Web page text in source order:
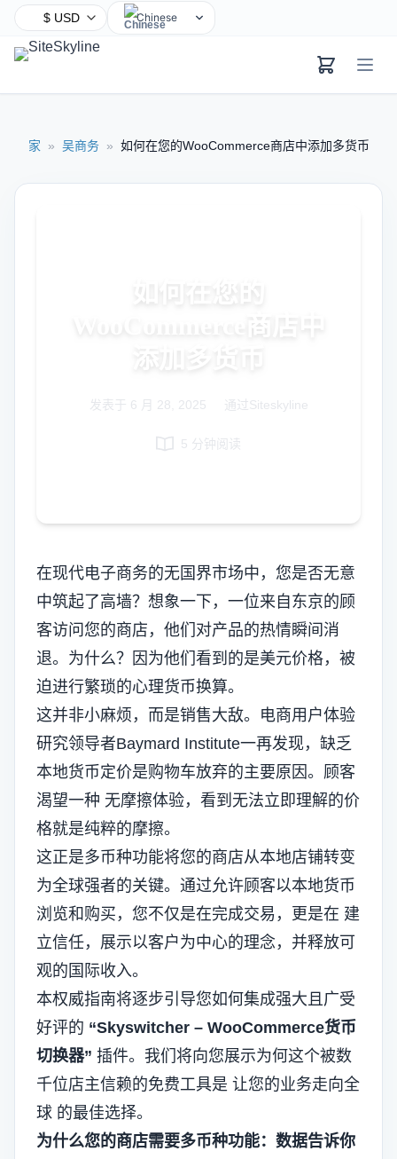
Chinese
French
Vietnamese
家 » 吴商务 » 如何在您的WooCommerce商店中添加多货币
WooCommerce商店中
添加多货币
发表于 6 月 28, 2025 通过Siteskyline
5 分钟阅读
在现代电子商务的无国界市场中，您是否无意
中筑起了高墙？想象一下，一位来自东京的顾
客访问您的商店，他们对产品的热情瞬间消
退。为什么？因为他们看到的是美元价格，被
迫进行繁琐的心理货币换算。
这并非小麻烦，而是销售大敌。电商用户体验
研究领导者Baymard Institute一再发现，缺乏
本地货币定价是购物车放弃的主要原因。顾客
渴望一种 无摩擦体验，看到无法立即理解的价
格就是纯粹的摩擦。
这正是多币种功能将您的商店从本地店铺转变
为全球强者的关键。通过允许顾客以本地货币
浏览和购买，您不仅是在完成交易，更是在 建
立信任，展示以客户为中心的理念，并释放可
观的国际收入。
本权威指南将逐步引导您如何集成强大且广受
好评的 “Skyswitcher – WooCommerce货币
切换器” 插件。我们将向您展示为何这个被数
千位店主信赖的免费工具是 让您的业务走向全
球 的最佳选择。
为什么您的商店需要多币种功能：数据告诉你